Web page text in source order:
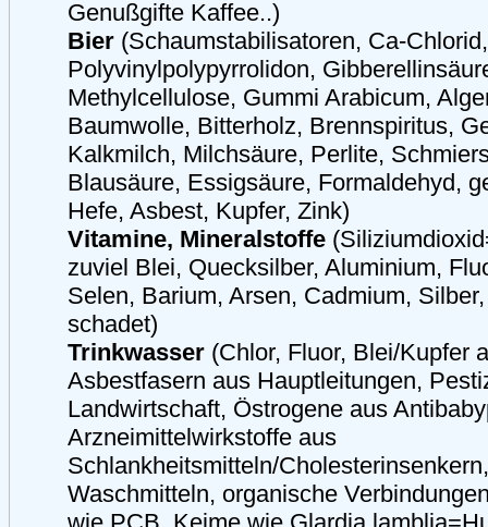
Genußgifte Kaffee..)
Bier (Schaumstabilisatoren, Ca-
Polyvinylpolypyrrolidon,
Methylcellulose, Gummi Arabicum,
Baumwolle, Bitterholz, Brennspiritus,
Kalkmilch, Milchsäure, Perlite,
Blausäure, Essigsäure, Formaldehyd,
Hefe, Asbest, Kupfer, Zink)
Vitamine, Mineralstoffe
zuviel Blei, Quecksilber, Aluminium,
Selen, Barium, Arsen, Cadmium,
schadet)
Trinkwasser (Chlor, Fluor, Blei/Kupfer
Asbestfasern aus Hauptleitungen,
Landwirtschaft, Östrogene aus
Arzneimittelwirkstoffe aus
Schlankheitsmitteln/
Waschmitteln, organische